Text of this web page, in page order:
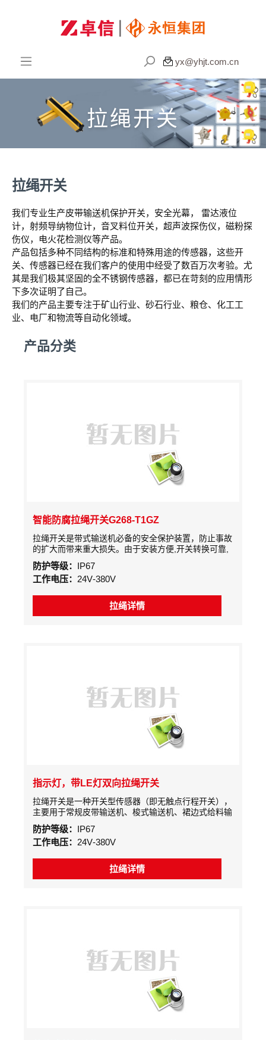
 yx@yhjt.com.cn
拉绳开关
拉绳开关
我们专业生产皮带输送机保护开关，安全光幕， 雷达液位
计，射频导纳物位计，音叉料位开关，超声波探伤仪，磁粉探
伤仪，电火花检测仪等产品。
产品包括多种不同结构的标准和特殊用途的传感器，这些开
关、传感器已经在我们客户的使用中经受了数百万次考验。尤
其是我们极其坚固的全不锈钢传感器，都已在苛刻的应用情形
下多次证明了自己。
我们的产品主要专注于矿山行业、砂石行业、粮仓、化工工
业、电厂和物流等自动化领域。
产品分类
智能防腐拉绳开关G268-T1GZ
拉绳开关是带式输送机必备的安全保护装置，防止事故
的扩大而带来重大损失。由于安装方便,开关转换可靠,
在带式运输现场得到广泛的应用。安装于皮带输送机的
两侧的机架上，用钢丝绳沿着输送机两侧把开关连接起
来
防护等级： IP67
工作电压： 24V-380V
拉绳详情
指示灯，带LE灯双向拉绳开关
拉绳开关是一种开关型传感器（即无触点行程开关），
主要用于常规皮带输送机、梭式输送机、裙边式给料输
送机、斗式提升机，包装生产线、堆料/取料系统，起
重机、挖掘机、轮船装卸系统、水平给料机等设备现场
紧急事故停车的一种保护装置
防护等级： IP67
工作电压： 24V-380V
拉绳详情